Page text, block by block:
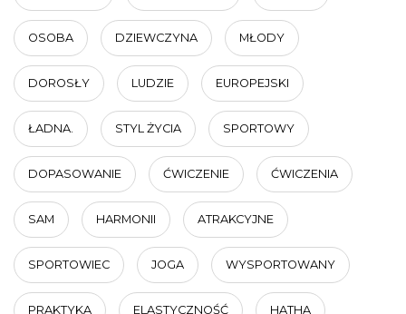
OSOBA DZIEWCZYNA MŁODY
DOROSŁY LUDZIE EUROPEJSKI
ŁADNA. STYL ŻYCIA SPORTOWY
DOPASOWANIE ĆWICZENIE ĆWICZENIA
SAM HARMONII ATRAKCYJNE
SPORTOWIEC JOGA WYSPORTOWANY
PRAKTYKA ELASTYCZNOŚĆ HATHA